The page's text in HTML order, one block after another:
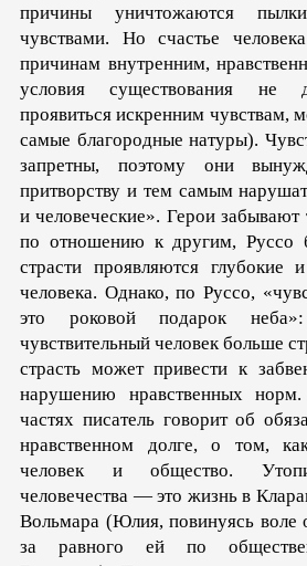
причины уничтожаются
чувствами. Но счастье
причинам внутренним,
условия существования не
проявиться искренним чувствам,
самые благородные натуры).
запретны, поэтому они
притворству и тем самым
и человеческие». Герои
по отношению к другим, Руссо
страсти проявляются глубокие
человека. Однако, по Руссо,
это роковой подарок
чувствительный человек больше
страсть может привести к
нарушению нравственных
частях писатель говорит об
нравственном долге, о том,
человек и общество.
человечества — это жизнь в
Вольмара (Юлия, повинуясь воле
за равного ей по